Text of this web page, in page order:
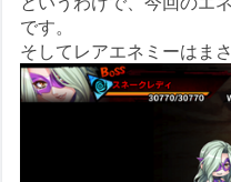
です。
そしてレアエネミーはま